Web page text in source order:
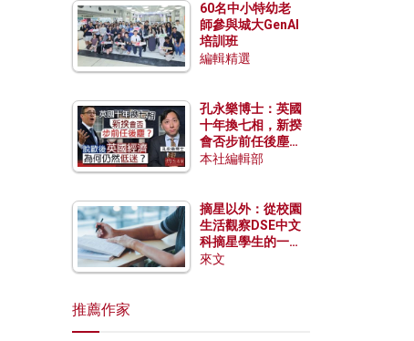
60名中小特幼老
師參與城大GenAI
培訓班
編輯精選
孔永樂博士：英國
十年換七相，新揆
會否步前任後塵？
脫歐後英國經濟為
本社編輯部
摘星以外：從校園
生活觀察DSE中文
科摘星學生的一點
特質
來文
推薦作家